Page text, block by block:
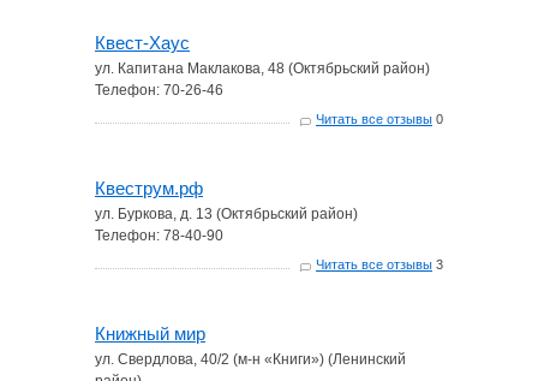
Квест-Хаус
ул. Капитана Маклакова, 48 (Октябрьский район)
Телефон: 70-26-46
Читать все отзывы 0
Квеструм.рф
ул. Буркова, д. 13 (Октябрьский район)
Телефон: 78-40-90
Читать все отзывы 3
Книжный мир
ул. Свердлова, 40/2 (м-н «Книги») (Ленинский